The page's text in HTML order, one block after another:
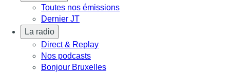
Toutes nos émissions
Dernier JT
La radio
Direct & Replay
Nos podcasts
Bonjour Bruxelles